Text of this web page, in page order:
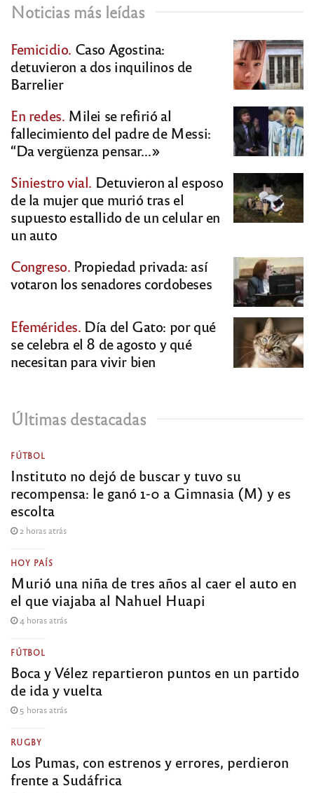
Noticias más leídas
Femicidio. Caso Agostina:
detuvieron a dos inquilinos de
Barrelier
En redes. Milei se refirió al
fallecimiento del padre de Messi:
“Da vergüenza pensar…»
Siniestro vial. Detuvieron al esposo
de la mujer que murió tras el
supuesto estallido de un celular en
un auto
Congreso. Propiedad privada: así
votaron los senadores cordobeses
Efemérides. Día del Gato: por qué
se celebra el 8 de agosto y qué
necesitan para vivir bien
Últimas destacadas
FÚTBOL
Instituto no dejó de buscar y tuvo su
recompensa: le ganó 1-0 a Gimnasia (M) y es
escolta
2 horas atrás
HOY PAÍS
Murió una niña de tres años al caer el auto en
el que viajaba al Nahuel Huapi
4 horas atrás
FÚTBOL
Boca y Vélez repartieron puntos en un partido
de ida y vuelta
5 horas atrás
RUGBY
Los Pumas, con estrenos y errores, perdieron
frente a Sudáfrica